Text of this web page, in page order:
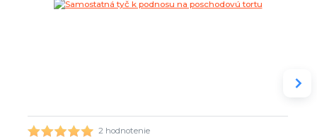
2 hodnotenie